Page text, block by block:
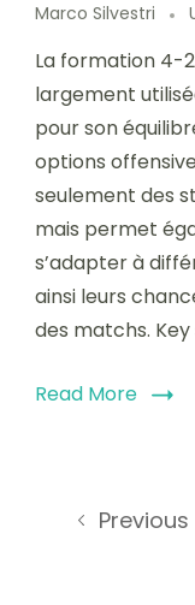
Marco Silvestri
La formation 4-
largement
pour son
options
seulement des
mais permet
s’adapter à
ainsi leurs
des matchs.
Read More
PostsPrevious